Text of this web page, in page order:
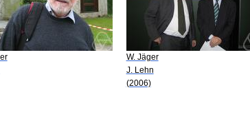
W. Jäger
J. Lehn
(2006)